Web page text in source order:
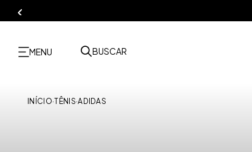
MENU BUSCAR
INÍCIO·TÊNIS·ADIDAS